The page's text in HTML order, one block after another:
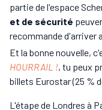
partie de l'espace
et de sécurité
recommande d'arriver
Et la bonne nouvelle,
HOURRAIL !, tu peux
billets Eurostar (25 %
L'étape de Londres à